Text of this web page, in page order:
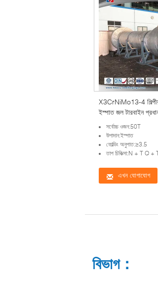
X3CrNiMo13-4 শিল্পীয়
ইস্পাত জল টারবাইন
সর্বোচ্চ ওজন:50T
উপাদান:ইস্পাত
ফোল্ডিং অনুপাত:≥3.5
তাপ চিকিত্সা:N + T Q +
এখন যোগাযোগ
বিভাগ：